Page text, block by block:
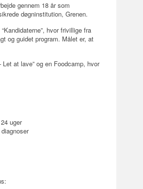
gennem 18 år som
døgninstitution, Grenen.
hvor frivillige fra
og guidet program. Målet er, at
at lave” og en Foodcamp, hvor
uger